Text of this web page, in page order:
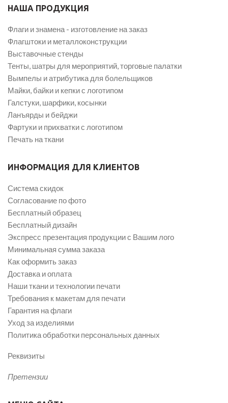
НАША ПРОДУКЦИЯ
Флаги и знамена - изготовление на заказ
Флагштоки и металлоконструкции
Выставочные стенды
Тенты, шатры для мероприятий, торговые палатки
Вымпелы и атрибутика для болельщиков
Майки, байки и кепки с логотипом
Галстуки, шарфики, косынки
Ланъярды и бейджи
Фартуки и прихватки с логотипом
Печать на ткани
ИНФОРМАЦИЯ ДЛЯ КЛИЕНТОВ
Система скидок
Согласование по фото
Бесплатный образец
Бесплатный дизайн
Экспресс презентация продукции с Вашим лого
Минимальная сумма заказа
Как оформить заказ
Доставка и оплата
Наши ткани и технологии печати
Требования к макетам для печати
Гарантия на флаги
Уход за изделиями
Политика обработки персональных данных
Реквизиты
Претензии